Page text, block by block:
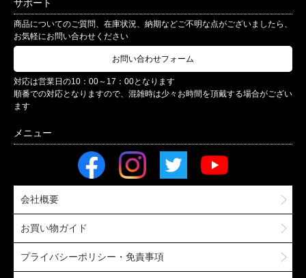
サポート
商品についてのご質問、在庫状況、納期などご不明な点がございましたら、
お気軽にお問い合わせください
お問い合わせフォーム
対応は営業日の10：00～17：00となります
順番での対応となりますので、混雑時は少々お時間を頂戴する場合がござい
ます
会社概要
お買い物ガイド
プライバシーポリシー・免責事項